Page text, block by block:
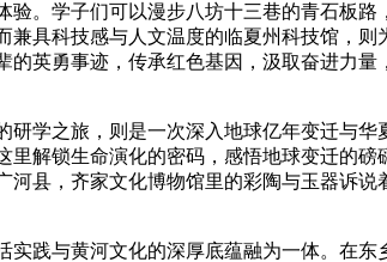
学子们可以漫步八坊十三巷的青石板路
具科技感与人文温度的临夏州科技馆，
英勇事迹，传承红色基因，汲取奋进力
之旅，则是一次深入地球亿年变迁与华
解锁生命演化的密码，感悟地球变迁的
县，齐家文化博物馆里的彩陶与玉器诉
与黄河文化的深厚底蕴融为一体。在东